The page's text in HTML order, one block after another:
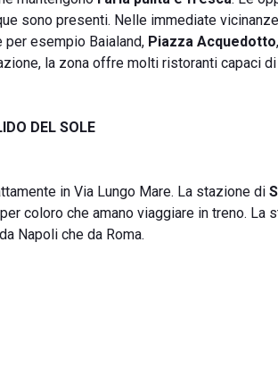
sono presenti. Nelle immediate
esempio Baialand, Piazza Acquedotto
la zona offre molti ristoranti capaci
DEL SOLE
in Via Lungo Mare. La stazione di
coloro che amano viaggiare in treno.
Napoli che da Roma.